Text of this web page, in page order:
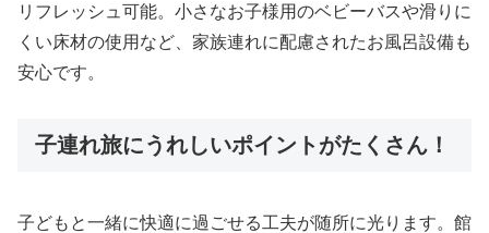
リフレッシュ可能。小さなお子様用のベビーバスや滑りに
くい床材の使用など、家族連れに配慮されたお風呂設備も
安心です。
子連れ旅にうれしいポイントがたくさん！
子どもと一緒に快適に過ごせる工夫が随所に光ります。館